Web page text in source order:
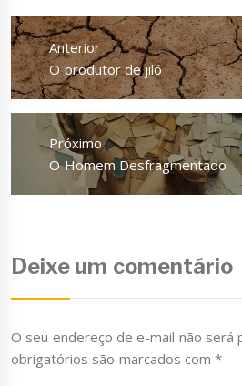
Navegação
de
Post
Anterior
Anterior
O produtor de jiló
Próximo
Próximo
O Homem Desfragmentado
Deixe um comentário
O seu endereço de e-mail não será
obrigatórios são marcados com*